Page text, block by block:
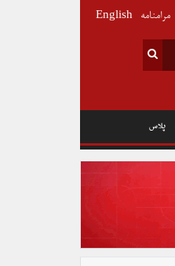
پلاس
مرامنامه English